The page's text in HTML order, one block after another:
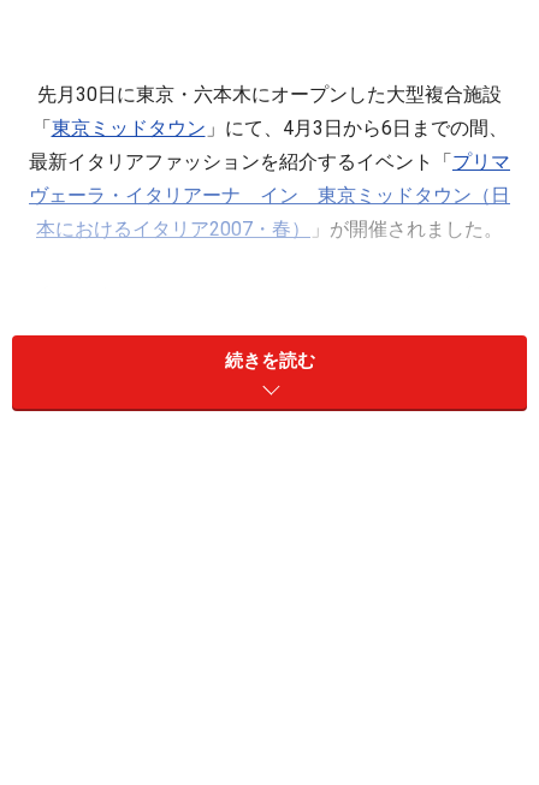
先月30日に東京・六本木にオープンした大型複合施設
「東京ミッドタウン 」にて、4月3日から6日までの間、
最新イタリアファッションを紹介するイベント「プリマ
ヴェーラ・イタリアーナ イン 東京ミッドタウン（日
本におけるイタリア2007・春）
」が開催されました。
グ・イベントとして初日3日、高円宮妃殿下ご臨席のも
と、マリオ・ボーヴァ 駐日イタリア大使、ウンベル
ト・ヴァッターニ イタリア貿易振興会会長、マッテ
続きを読む